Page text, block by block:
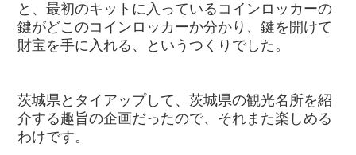
と、最初のキットに入っているコインロッカーの
鍵がどこのコインロッカーか分かり、鍵を開けて
財宝を手に入れる、というつくりでした。
茨城県とタイアップして、茨城県の観光名所を紹
介する趣旨の企画だったので、それまた楽しめる
わけです。